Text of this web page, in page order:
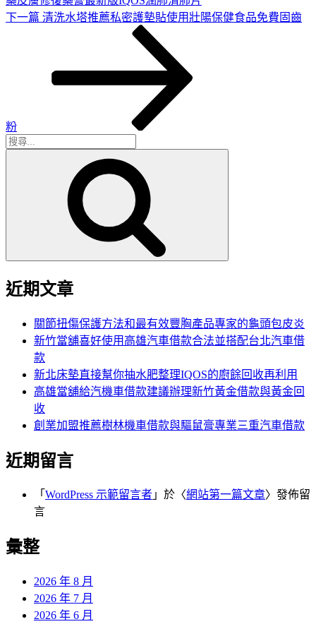
下
下一篇 清洗水塔推薦私密護墊貼使用壯陽保健食品免費固齒
粉
搜
近期文章
關節扭傷保護方法和最有效豐胸產品專家的龜頭包皮炎
新竹當舖喜好使用高雄汽車借款合法並搭配台北汽車借
款
新北床墊直接幫你抽水肥整理IQOS的廚餘回收再利用
高雄當舖給汽機車借款建議辦理新竹黃金借款與黃金回
收
創業加盟推薦樹林機車借款與驅鼠膏專業三重汽車借款
近期留言
「 WordPress 示範留言者 」於〈網站第一篇文章〉發佈留
言
彙整
2026 年 8 月
2026 年 7 月
2026 年 6 月